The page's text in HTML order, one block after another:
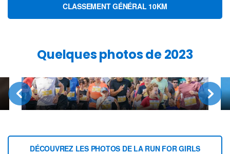
CLASSEMENT GÉNÉRAL 10KM
Quelques photos de 2023
DÉCOUVREZ LES PHOTOS DE LA RUN FOR GIRLS